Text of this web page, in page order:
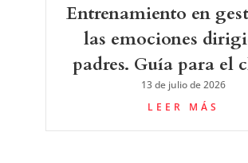
Entrenamiento en
las emociones
padres. Guía para el
13 de julio de 2026
LEER MÁS